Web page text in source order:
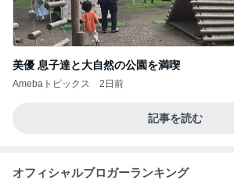
美優 息子達と大自然の公園を満喫
Amebaトピックス 2日前
記事を読む
オフィシャルブロガーランキング